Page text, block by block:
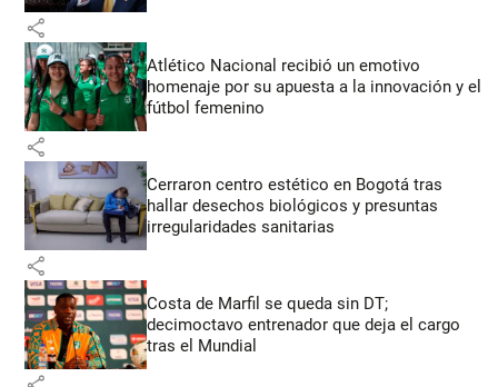
share
Atlético Nacional recibió un emotivo
homenaje por su apuesta a la innovación y el
fútbol femenino
share
Cerraron centro estético en Bogotá tras
hallar desechos biológicos y presuntas
irregularidades sanitarias
share
Costa de Marfil se queda sin DT;
decimoctavo entrenador que deja el cargo
tras el Mundial